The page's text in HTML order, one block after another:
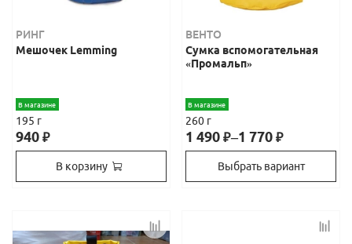
РИНГ
Мешочек Lemming
В магазине
195 г
940₽
В корзину
ВЕНТО
Сумка вспомогательная
«Промальп»
В магазине
260 г
1 490₽–1 770₽
Выбрать вариант